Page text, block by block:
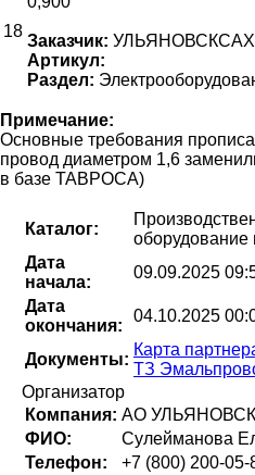
18
Заказчик:
Артикул:
Раздел:
Примечание:
Основные требования
провод диаметром 1,6
в базе ТАВРОСА)
Каталог:
оборудование
Дата
начала:
09.09.2025
Дата
окончания:
04.10.2025
Документы:
Карта
ТЗ
Организатор
Компания: АО
ФИО:
Сулейманова
Телефон:
+7 (800) 200-05-